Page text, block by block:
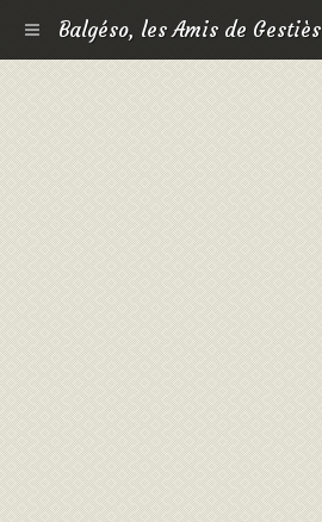
Balgéso, les Amis de Gestiès